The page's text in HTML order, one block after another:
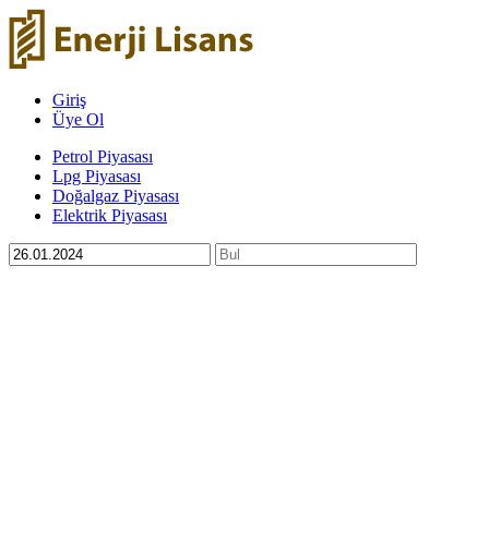
Giriş
Üye Ol
Petrol Piyasası
Lpg Piyasası
Doğalgaz Piyasası
Elektrik Piyasası